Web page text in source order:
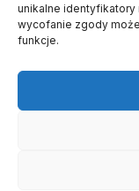
unikalne identyfikatory
wycofanie zgody
funkcje.
+48 606 585 941
+48 660 908 051